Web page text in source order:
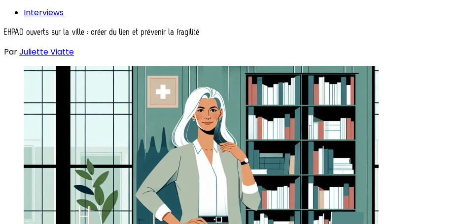
Interviews
EHPAD ouverts sur la ville : créer du lien et prévenir la fragilité
ParJuliette Viatte